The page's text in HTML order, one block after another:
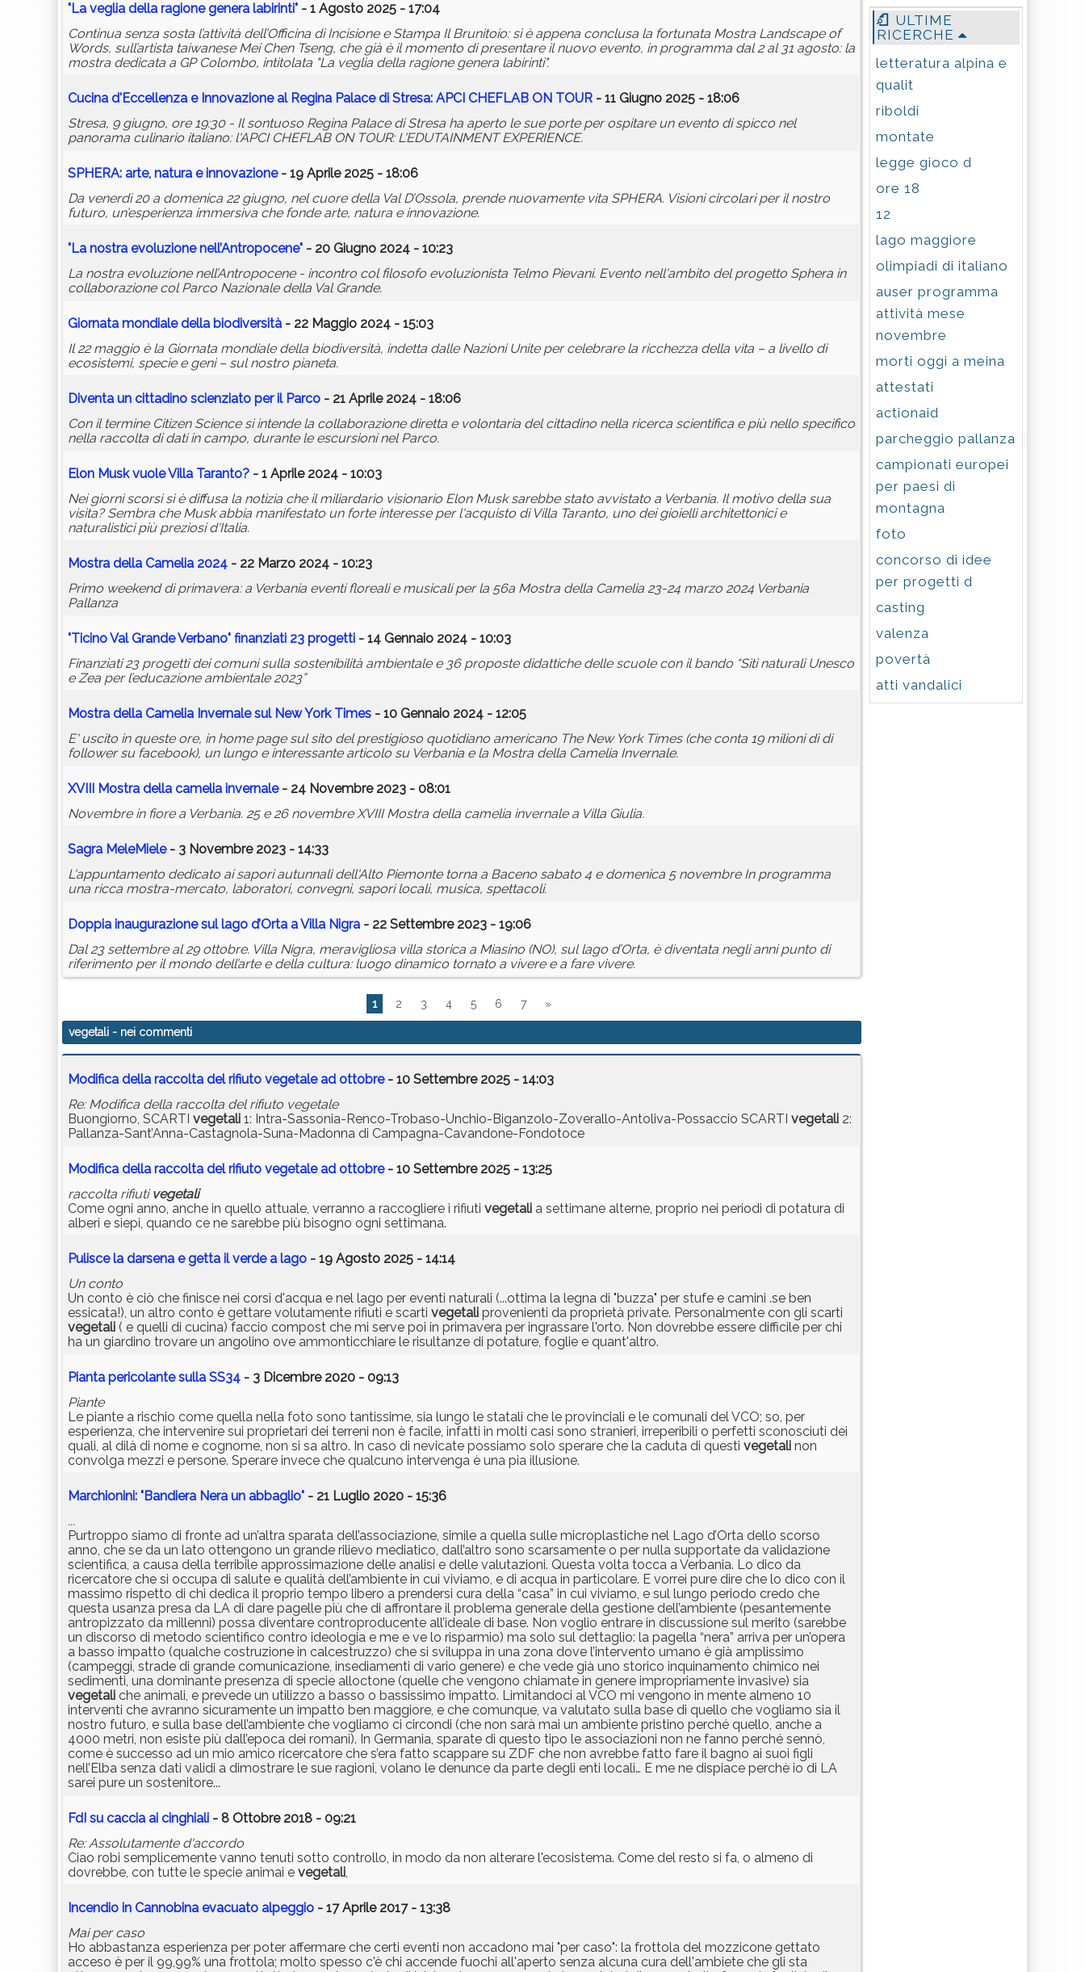
"La veglia della ragione genera labirinti" - 1 Agosto 2025 - 17:04
Continua senza sosta l’attività dell’Officina di Incisione e Stampa Il Brunitoio: si è appena conclusa la fortunata Mostra Landscape of
Words, sull’artista taiwanese Mei Chen Tseng, che già è il momento di presentare il nuovo evento, in programma dal 2 al 31 agosto: la
mostra dedicata a GP Colombo, intitolata "La veglia della ragione genera labirinti".
Cucina d'Eccellenza e Innovazione al Regina Palace di Stresa: APCI CHEFLAB ON TOUR - 11 Giugno 2025 - 18:06
Stresa, 9 giugno, ore 19:30 - Il sontuoso Regina Palace di Stresa ha aperto le sue porte per ospitare un evento di spicco nel
panorama culinario italiano: l'APCI CHEFLAB ON TOUR: L'EDUTAINMENT EXPERIENCE.
SPHERA: arte, natura e innovazione- 19 Aprile 2025 - 18:06
Da venerdì 20 a domenica 22 giugno, nel cuore della Val D’Ossola, prende nuovamente vita SPHERA. Visioni circolari per il nostro
futuro, un’esperienza immersiva che fonde arte, natura e innovazione.
"La nostra evoluzione nell’Antropocene" - 20 Giugno 2024 - 10:23
La nostra evoluzione nell’Antropocene - incontro col filosofo evoluzionista Telmo Pievani. Evento nell'ambito del progetto Sphera in
collaborazione col Parco Nazionale della Val Grande.
Giornata mondiale della biodiversità - 22 Maggio 2024 - 15:03
Il 22 maggio è la Giornata mondiale della biodiversità, indetta dalle Nazioni Unite per celebrare la ricchezza della vita – a livello di
ecosistemi, specie e geni – sul nostro pianeta.
Diventa un cittadino scienziato per il Parco - 21 Aprile 2024 - 18:06
Con il termine Citizen Science si intende la collaborazione diretta e volontaria del cittadino nella ricerca scientifica e più nello specifico
nella raccolta di dati in campo, durante le escursioni nel Parco.
Elon Musk vuole Villa Taranto? - 1 Aprile 2024 - 10:03
Nei giorni scorsi si è diffusa la notizia che il miliardario visionario Elon Musk sarebbe stato avvistato a Verbania. Il motivo della sua
visita? Sembra che Musk abbia manifestato un forte interesse per l'acquisto di Villa Taranto, uno dei gioielli architettonici e
naturalistici più preziosi d'Italia.
Mostra della Camelia 2024 - 22 Marzo 2024 - 10:23
Primo weekend di primavera: a Verbania eventi floreali e musicali per la 56a Mostra della Camelia 23-24 marzo 2024 Verbania
Pallanza
"Ticino Val Grande Verbano" finanziati 23 progetti - 14 Gennaio 2024 - 10:03
Finanziati 23 progetti dei comuni sulla sostenibilità ambientale e 36 proposte didattiche delle scuole con il bando “Siti naturali Unesco
e Zea per l’educazione ambientale 2023”
Mostra della Camelia Invernale sul New York Times - 10 Gennaio 2024 - 12:05
E' uscito in queste ore, in home page sul sito del prestigioso quotidiano americano The New York Times (che conta 19 milioni di di
follower su facebook), un lungo e interessante articolo su Verbania e la Mostra della Camelia Invernale.
XVIII Mostra della camelia invernale- 24 Novembre 2023 - 08:01
Novembre in fiore a Verbania. 25 e 26 novembre XVIII Mostra della camelia invernale a Villa Giulia.
Sagra MeleMiele- 3 Novembre 2023 - 14:33
L'appuntamento dedicato ai sapori autunnali dell'Alto Piemonte torna a Baceno sabato 4 e domenica 5 novembre In programma
una ricca mostra-mercato, laboratori, convegni, sapori locali, musica, spettacoli.
Doppia inaugurazione sul lago d’Orta a Villa Nigra - 22 Settembre 2023 - 19:06
Dal 23 settembre al 29 ottobre. Villa Nigra, meravigliosa villa storica a Miasino (NO), sul lago d’Orta, è diventata negli anni punto di
riferimento per il mondo dell’arte e della cultura: luogo dinamico tornato a vivere e a fare vivere.
1 2 3 4 5 6 7 »
vegetali - nei commenti
Modifica della raccolta del rifiuto vegetale ad ottobre- 10 Settembre 2025 - 14:03
Re: Modifica della raccolta del rifiuto vegetale
Buongiorno, SCARTI vegetali 1: Intra-Sassonia-Renco-Trobaso-Unchio-Biganzolo-Zoverallo-Antoliva-Possaccio SCARTI vegetali 2:
Pallanza-Sant’Anna-Castagnola-Suna-Madonna di Campagna-Cavandone-Fondotoce
Modifica della raccolta del rifiuto vegetale ad ottobre- 10 Settembre 2025 - 13:25
raccolta rifiuti vegetali
Come ogni anno, anche in quello attuale, verranno a raccogliere i rifiuti vegetali a settimane alterne, proprio nei periodi di potatura di
alberi e siepi, quando ce ne sarebbe più bisogno ogni settimana.
Pulisce la darsena e getta il verde a lago - 19 Agosto 2025 - 14:14
Un conto
Un conto è ciò che finisce nei corsi d'acqua e nel lago per eventi naturali (...ottima la legna di "buzza" per stufe e camini .se ben
essicata!), un altro conto è gettare volutamente rifiuti e scarti vegetali provenienti da proprietà private. Personalmente con gli scarti
vegetali ( e quelli di cucina) faccio compost che mi serve poi in primavera per ingrassare l'orto. Non dovrebbe essere difficile per chi
ha un giardino trovare un angolino ove ammonticchiare le risultanze di potature, foglie e quant'altro.
Pianta pericolante sulla SS34 - 3 Dicembre 2020 - 09:13
Piante
Le piante a rischio come quella nella foto sono tantissime, sia lungo le statali che le provinciali e le comunali del VCO; so, per
esperienza, che intervenire sui proprietari dei terreni non è facile, infatti in molti casi sono stranieri, irreperibili o perfetti sconosciuti dei
quali, al dilà di nome e cognome, non si sa altro. In caso di nevicate possiamo solo sperare che la caduta di questi vegetali non
convolga mezzi e persone. Sperare invece che qualcuno intervenga è una pia illusione.
Marchionini: "Bandiera Nera un abbaglio" - 21 Luglio 2020 - 15:36
...
Purtroppo siamo di fronte ad un’altra sparata dell’associazione, simile a quella sulle microplastiche nel Lago d’Orta dello scorso
anno, che se da un lato ottengono un grande rilievo mediatico, dall’altro sono scarsamente o per nulla supportate da validazione
scientifica, a causa della terribile approssimazione delle analisi e delle valutazioni. Questa volta tocca a Verbania. Lo dico da
ricercatore che si occupa di salute e qualità dell’ambiente in cui viviamo, e di acqua in particolare. E vorrei pure dire che lo dico con il
massimo rispetto di chi dedica il proprio tempo libero a prendersi cura della “casa” in cui viviamo, e sul lungo periodo credo che
questa usanza presa da LA di dare pagelle più che di affrontare il problema generale della gestione dell’ambiente (pesantemente
antropizzato da millenni) possa diventare controproducente all’ideale di base. Non voglio entrare in discussione sul merito (sarebbe
un discorso di metodo scientifico contro ideologia e me e ve lo risparmio) ma solo sul dettaglio: la pagella “nera” arriva per un’opera
a basso impatto (qualche costruzione in calcestruzzo) che si sviluppa in una zona dove l’intervento umano è già amplissimo
(campeggi, strade di grande comunicazione, insediamenti di vario genere) e che vede già uno storico inquinamento chimico nei
sedimenti, una dominante presenza di specie alloctone (quelle che vengono chiamate in genere impropriamente invasive) sia
vegetali che animali, e prevede un utilizzo a basso o bassissimo impatto. Limitandoci al VCO mi vengono in mente almeno 10
interventi che avranno sicuramente un impatto ben maggiore, e che comunque, va valutato sulla base di quello che vogliamo sia il
nostro futuro, e sulla base dell’ambiente che vogliamo ci circondi (che non sarà mai un ambiente pristino perché quello, anche a
4000 metri, non esiste più dall’epoca dei romani). In Germania, sparate di questo tipo le associazioni non ne fanno perché sennò,
come è successo ad un mio amico ricercatore che s’era fatto scappare su ZDF che non avrebbe fatto fare il bagno ai suoi figli
nell’Elba senza dati validi a dimostrare le sue ragioni, volano le denunce da parte degli enti locali… E me ne dispiace perchè io di LA
sarei pure un sostenitore...
FdI su caccia ai cinghiali - 8 Ottobre 2018 - 09:21
Re: Assolutamente d'accordo
Ciao robi semplicemente vanno tenuti sotto controllo, in modo da non alterare l'ecosistema. Come del resto si fa, o almeno di
dovrebbe, con tutte le specie animai e vegetali,
Incendio in Cannobina evacuato alpeggio - 17 Aprile 2017 - 13:38
Mai per caso
Ho abbastanza esperienza per poter affermare che certi eventi non accadono mai "per caso": la frottola del mozzicone gettato
acceso è per il 99,99% una frottola; molto spesso c'è chi accende fuochi all'aperto senza alcuna cura dell'ambiete che gli sta
ULTIME
RICERCHE
letteratura alpina e
qualit
riboldi
montate
legge gioco d
ore 18
12
lago maggiore
olimpiadi di italiano
auser programma
attività mese
novembre
morti oggi a meina
attestati
actionaid
parcheggio pallanza
campionati europei
per paesi di
montagna
foto
concorso di idee
per progetti d
casting
valenza
povertà
atti vandalici